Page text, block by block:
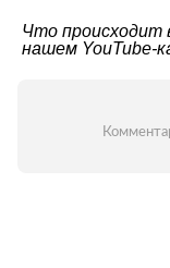
Что происходит
нашем YouTube-